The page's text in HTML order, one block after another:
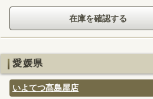
愛媛県
いよてつ髙島屋店